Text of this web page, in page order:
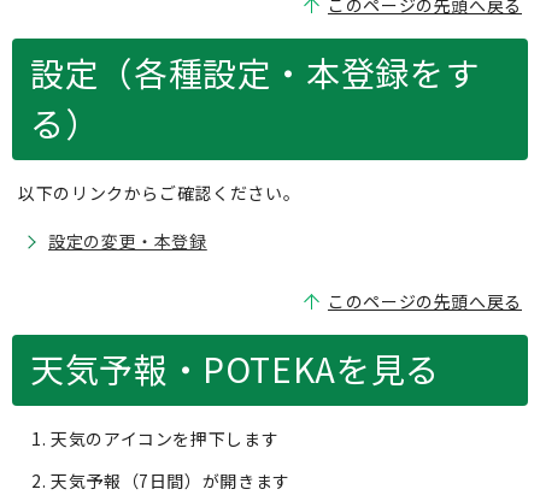
設定（各種設定・本登録をす
る）
以下のリンクからご確認ください。
設定の変更・本登録
このページの先頭へ戻る
天気予報・POTEKAを見る
天気のアイコンを押下します
天気予報（7日間）が開きます